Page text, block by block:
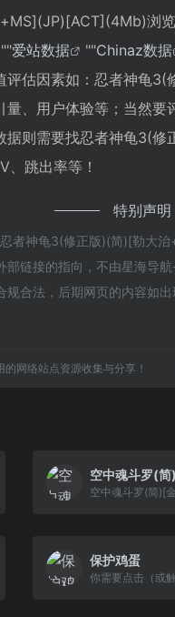
浏
""爱站数据 ""Chinaz数据
评估因素如：忍者神龟
、用户体验等；当然
据则需要找忍者神龟3(
、跳出率等！
特别声明
者神龟3(修正版)(简)[勒大
部链接的指向，不由星海导
合法，后期网页的内容如
网络站点资源收集与分享！
保护鸡蛋